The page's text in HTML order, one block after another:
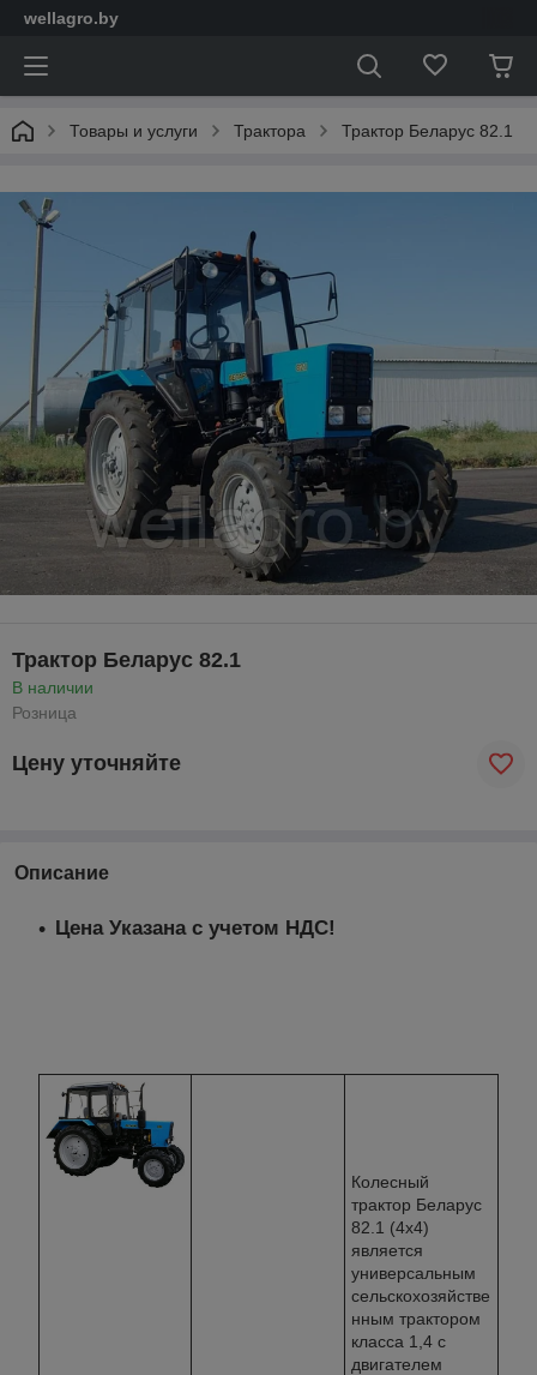
wellagro.by
Товары и услуги Трактора Трактор Беларус 82.1
Трактор Беларус 82.1
В наличии
Розница
Цену уточняйте
Описание
Цена Указана с учетом НДС!
Колесный
трактор Беларус
82.1 (4х4)
является
универсальным
сельскохозяйстве
нным трактором
класса 1,4 с
двигателем